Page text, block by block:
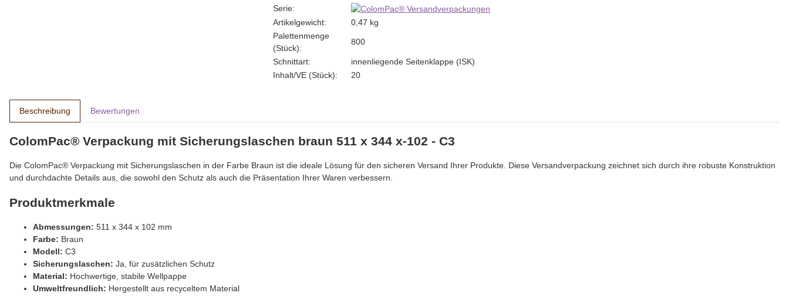
Serie:
Artikelgewicht:
0,47 kg
Palettenmenge
(Stück):
800
Schnittart:
innenliegende Seitenklappe (ISK)
Inhalt/VE (Stück):
20
Beschreibung Bewertungen
ColomPac® Verpackung mit Sicherungslaschen braun 511 x 344 x-102 - C3
Die ColomPac® Verpackung mit Sicherungslaschen in der Farbe Braun ist die ideale Lösung für den sicheren Versand Ihrer Produkte. Diese Versandverpackung zeichnet sich durch ihre robuste Konstruktion
und durchdachte Details aus, die sowohl den Schutz als auch die Präsentation Ihrer Waren verbessern.
Produktmerkmale
Abmessungen: 511 x 344 x 102 mm
Farbe: Braun
Modell: C3
Sicherungslaschen: Ja, für zusätzlichen Schutz
Material: Hochwertige, stabile Wellpappe
Umweltfreundlich: Hergestellt aus recyceltem Material